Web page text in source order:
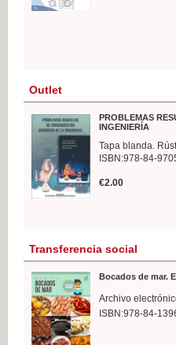
Outlet
PROBLEMAS
INGENIERÍA
Tapa blanda.
ISBN:978-84-
€2.00
Transferencia social
Bocados de mar.
Archivo
ISBN:978-84-